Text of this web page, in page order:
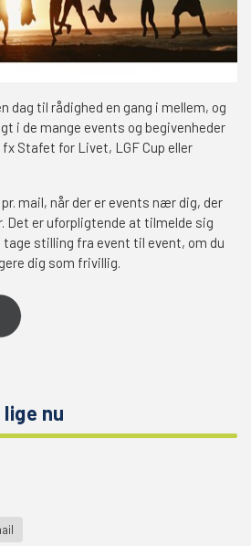
dag til rådighed en gang i mellem, og
i de mange events og begivenheder
Stafet for Livet, LGF Cup eller
mail, når der er events nær dig, der
Det er uforpligtende at tilmelde sig
tage stilling fra event til event, om du
dig som frivillig.
nu